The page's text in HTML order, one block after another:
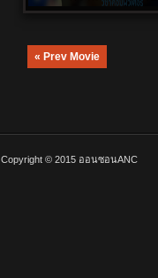
« Prev Movie
Copyright © 2015 ออนซอนANC